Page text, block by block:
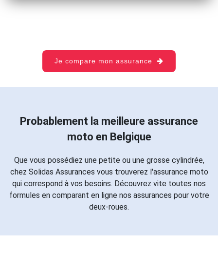
Je compare mon assurance
Probablement la meilleure assurance
moto en Belgique
Que vous possédiez une petite ou une grosse cylindrée,
chez Solidas Assurances vous trouverez l'assurance moto
qui correspond à vos besoins. Découvrez vite toutes nos
formules en comparant en ligne nos assurances pour votre
deux-roues.